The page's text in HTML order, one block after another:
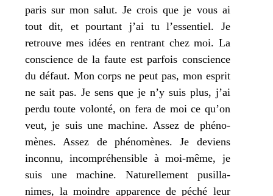
paris sur mon salut.Je crois queje vous ai
tout dit, et pour­tant j’ai tu l’essentiel. Je
retrouvemes idées en ren­trant chez moi. La
conscience de la faute est par­fois conscience
du défaut. Mon corps ne peut pas, mon esprit
ne sait pas. Jesens que jen’y suis plus, j’ai
per­du toute volon­té, on fera de moi ce qu’on
veut,je suis une machine. Assez de phé­no­
mènes. Assez de phé­no­mènes.Je deviens
incon­nu, incom­pré­hen­sible à moi-même, je
suis une machine. Naturellement pusil­la­
nimes, la moindre appa­rence de péché leur